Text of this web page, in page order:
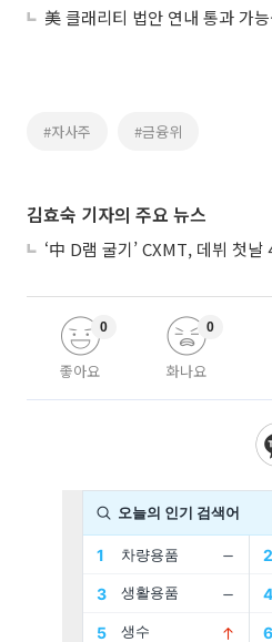
#자사주 #금융위
김효숙 기자의 주요 뉴스
좋아요
0
화나요
0